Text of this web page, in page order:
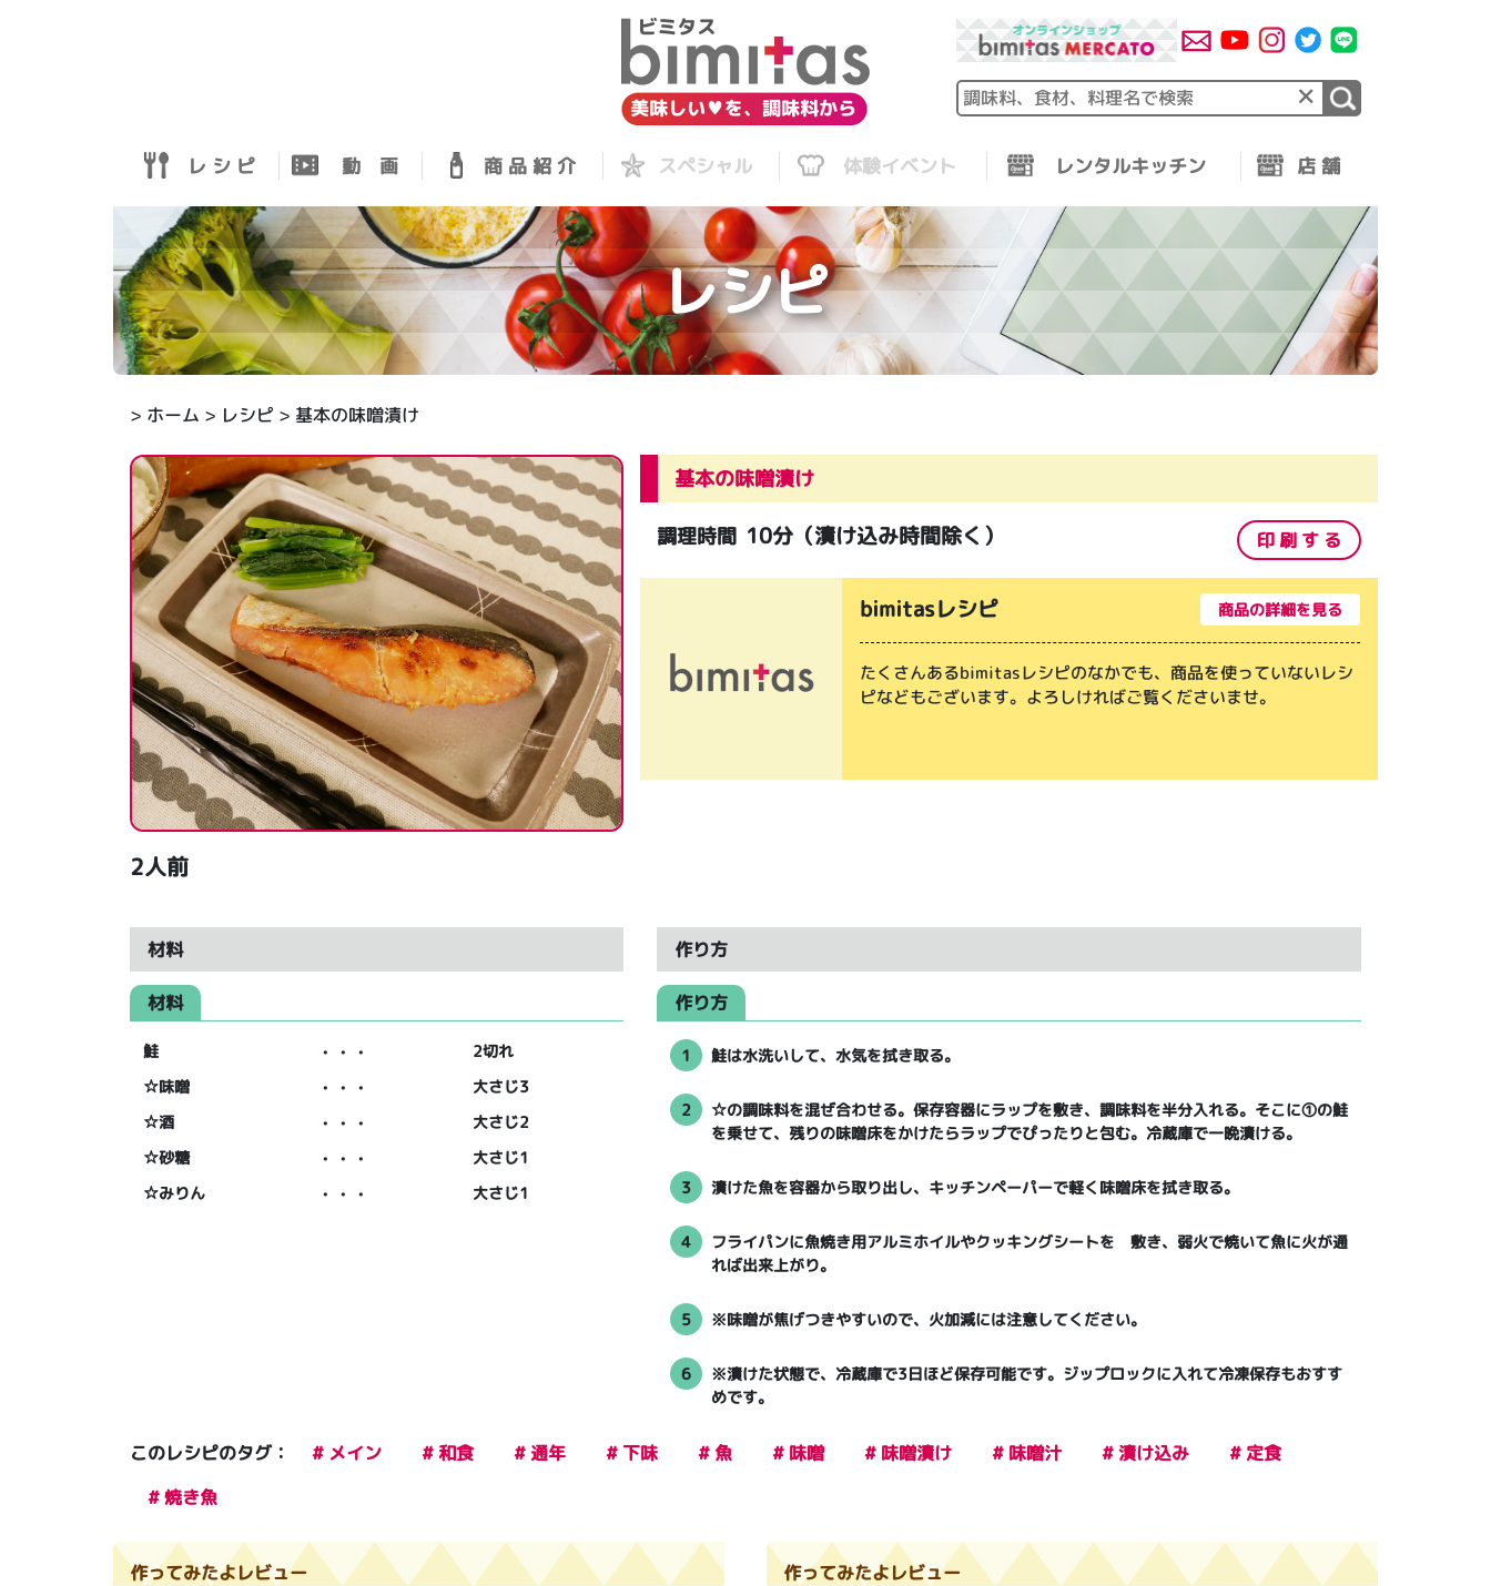
×
レ シ ピ 動 画 商 品 紹 介 スペシャル 体験イベント レンタルキッチン 店 舗
レシピ
> ホーム > レシピ > 基本の味噌漬け
2人前
基本の味噌漬け
調理時間 10分（漬け込み時間除く） 印 刷 す る
bimitasレシピ 商品の詳細を見る
たくさんあるbimitasレシピのなかでも、商品を使っていないレシ
ピなどもございます。よろしければご覧くださいませ。
材料
材料
鮭 ・・・
2切れ
☆味噌
・・・
大さじ3
☆酒
・・・
大さじ2
☆砂糖
・・・
大さじ1
☆みりん
・・・ 大さじ1
作り方
作り方
1 鮭は水洗いして、水気を拭き取る。
2
☆の調味料を混ぜ合わせる。保存容器にラップを敷き、調味料を半分入れる。そこに①の鮭
を乗せて、残りの味噌床をかけたらラップでぴったりと包む。冷蔵庫で一晩漬ける。
3 漬けた魚を容器から取り出し、キッチンペーパーで軽く味噌床を拭き取る。
4
フライパンに魚焼き用アルミホイルやクッキングシートを 敷き、弱火で焼いて魚に火が通
れば出来上がり。
5 ※味噌が焦げつきやすいので、火加減には注意してください。
6
※漬けた状態で、冷蔵庫で3日ほど保存可能です。ジップロックに入れて冷凍保存もおすす
めです。
このレシピのタグ： # メイン # 和食 # 通年 # 下味 # 魚 # 味噌 # 味噌漬け # 味噌汁 # 漬け込み
# 定食
# 焼き魚
作ってみたよレビュー 作ってみたよレビュー